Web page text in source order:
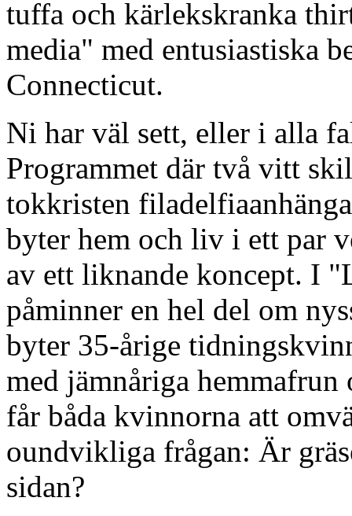
tuffa och kärlekskranka
media" med entusiastiska
Connecticut.
Ni har väl sett, eller i alla
Programmet där två vitt
tokkristen
byter hem och liv i ett par
av ett liknande koncept. I
påminner en hel del om
byter 35-årige
med jämnåriga
får båda kvinnorna att
oundvikliga frågan: Är
sidan?